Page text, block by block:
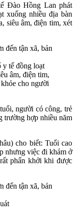
Đào Hồng Lan phát
xuống nhiều địa bàn
siêu âm, điện tim, xét
y tế đồng loạt
âm, điện tim,
cho người
người có công, trẻ
trường hợp nhiều năm
cho biết: Tuổi cao
nhưng việc đi khám ở
phấn khởi khi được